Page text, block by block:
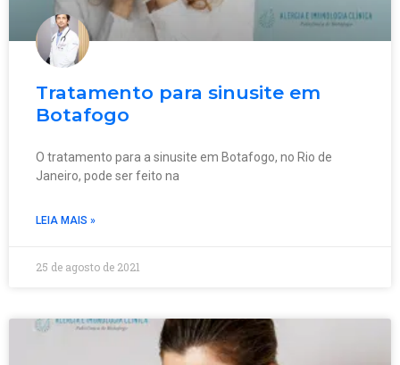
Tratamento para sinusite em
Botafogo
O tratamento para a sinusite em Botafogo, no Rio de
Janeiro, pode ser feito na
LEIA MAIS »
25 de agosto de 2021